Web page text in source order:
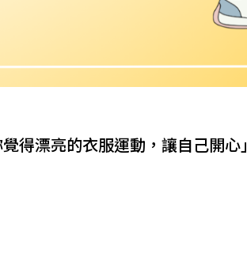
得漂亮的衣服運動，讓自己開心」